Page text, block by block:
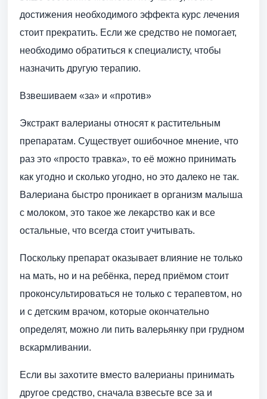
достижения необходимого эффекта курс лечения
стоит прекратить. Если же средство не помогает,
необходимо обратиться к специалисту, чтобы
назначить другую терапию.
Взвешиваем «за» и «против»
Экстракт валерианы относят к растительным
препаратам. Существует ошибочное мнение, что
раз это «просто травка», то её можно принимать
как угодно и сколько угодно, но это далеко не так.
Валериана быстро проникает в организм малыша
с молоком, это такое же лекарство как и все
остальные, что всегда стоит учитывать.
Поскольку препарат оказывает влияние не только
на мать, но и на ребёнка, перед приёмом стоит
проконсультироваться не только с терапевтом, но
и с детским врачом, которые окончательно
определят, можно ли пить валерьянку при грудном
вскармливании.
Если вы захотите вместо валерианы принимать
другое средство, сначала взвесьте все за и